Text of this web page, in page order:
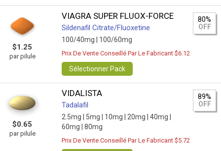
$1.25
par pilule
VIAGRA SUPER FLUOX-FORCE
Sildenafil Citrate/Fluoxetine
100/40mg | 100/60mg
80%
OFF
Prix De Vente Conseillé Par Le Fabricant $6.12
Sélectionner Pack
$0.65
par pilule
VIDALISTA
Tadalafil
2.5mg | 5mg | 10mg | 20mg |
40mg |
60mg |
80mg
89%
OFF
Prix De Vente Conseillé Par Le Fabricant $5.72